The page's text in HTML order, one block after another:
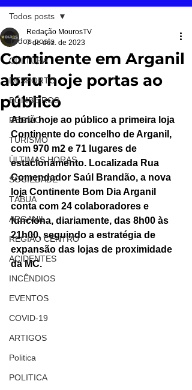
Todos posts
CULTURA
DESPORTO
BOMBEIROS
REGIÃO
TURISMO
ÚLTIMAS HORAS
SOCIEDADE
TÁBUA
ARGANIL
REGIÃO CENTRO
ACIDENTES
INCÊNDIOS
EVENTOS
COVID-19
ARTIGOS
Politica
POLITICA
Todos posts
Continente em Arganil
abriu hoje portas ao
público
Redação MourosTV
7 de dez. de 2023
Abriu hoje ao público a primeira loja
Continente do concelho de Arganil,
com 970 m2 e 71 lugares de
estacionamento. Localizada Rua
Comendador Saúl Brandão, a nova
loja Continente Bom Dia Arganil
conta com 24 colaboradores e
funciona, diariamente, das 8h00 às
21h00, seguindo a estratégia de
expansão das lojas de proximidade
da MC.